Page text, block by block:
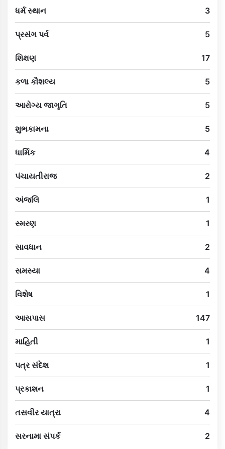
ધર્મ સ્થાન 3
પ્રસંગ પર્વ 5
શિક્ષણ 17
કળા કૌશલ્ય 5
આરોગ્ય જાગૃતિ 5
શુભકામના 5
ધાર્મિક 4
પંચાયતીરાજ 2
અંજલિ 1
સ્મરણ 1
સાવધાન 2
સમસ્યા 4
વિશેષ 1
આસપાસ 147
માહિતી 1
પત્ર સંદેશ 1
પ્રકાશન 1
તસવીર યાત્રા 4
સરનામા સંપર્ક 2